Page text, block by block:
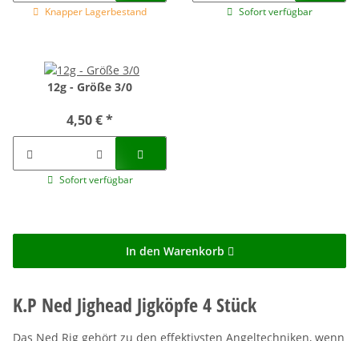
Knapper Lagerbestand Sofort verfügbar
12g - Größe 3/0
4,50 €*
Sofort verfügbar
In den Warenkorb
K.P Ned Jighead Jigköpfe 4 Stück
Das Ned Rig gehört zu den effektivsten Angeltechniken, wenn